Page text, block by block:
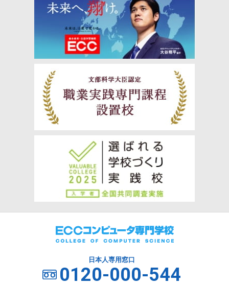
日本人専用窓口
0120-000-544